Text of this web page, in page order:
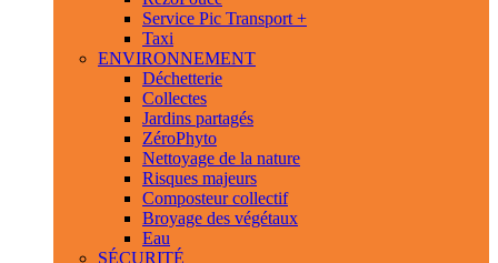
Service Pic Transport +
Taxi
ENVIRONNEMENT
Déchetterie
Collectes
Jardins partagés
ZéroPhyto
Nettoyage de la nature
Risques majeurs
Composteur collectif
Broyage des végétaux
Eau
SÉCURITÉ